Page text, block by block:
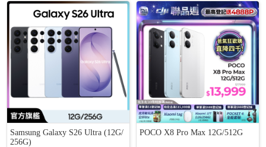
Samsung Galaxy S26 Ultra (12G/
256G)
POCO X8 Pro Max 12G/512G